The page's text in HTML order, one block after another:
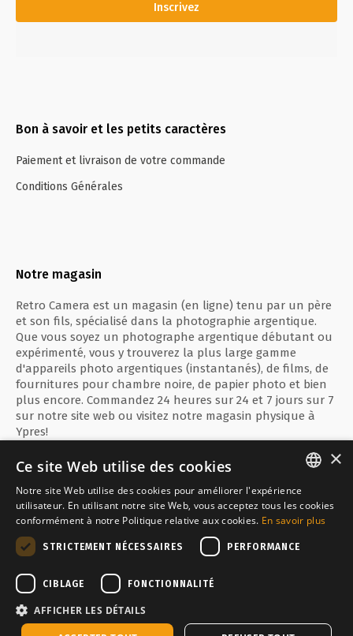
Temporairement en rupture de stock
Inscrivez
Bon à savoir et les petits caractères
Paiement et livraison de votre commande
Conditions Générales
Notre magasin
Retro Camera est un magasin (en ligne) tenu par un père
et son fils, spécialisé dans la photographie argentique.
Que vous soyez un photographe argentique débutant ou
expérimenté, vous y trouverez la plus large gamme
d'appareils photo argentiques (instantanés), de films, de
fournitures pour chambre noire, de papier photo et bien
plus encore. Commandez 24 heures sur 24 et 7 jours sur 7
sur notre site web ou visitez notre magasin physique à
Ypres!
Paiement sécurisé avec
ENGLISH
FRANÇAIS
×
Ce site Web utilise des cookies
Notre site Web utilise des cookies pour améliorer l'expérience
utilisateur. En utilisant notre site Web, vous acceptez tous les cookies
conformément à notre Politique relative aux cookies. En savoir plus
STRICTEMENT NÉCESSAIRES PERFORMANCE
CIBLAGE FONCTIONNALITÉ
AFFICHER LES DÉTAILS